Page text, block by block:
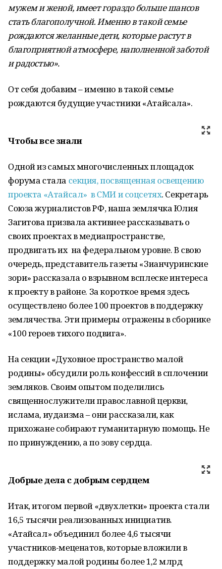
мужем и женой, имеет гораздо больше шансов
стать благополучной. Именно в такой семье
рождаются желанные дети, которые растут в
благоприятной атмосфере, наполненной заботой
и радостью».
От себя добавим – именно в такой семье
рождаются будущие участники «Атайсала».
Чтобы все знали
Одной из самых многочисленных площадок
форума стала секция, посвященная освещению
проекта «Атайсал» в СМИ и соцсетях. Секретарь
Союза журналистов РФ, наша землячка Юлия
Загитова призвала активнее рассказывать о
своих проектах в медиапространстве,
продвигать их на федеральном уровне. В свою
очередь, представитель газеты «Зианчуринские
зори» рассказала о взрывном всплеске интереса
к проекту в районе. За короткое время здесь
осуществлено более 100 проектов в поддержку
землячества. Эти примеры отражены в сборнике
«100 героев тихого подвига».
На секции «Духовное пространство малой
родины» обсудили роль конфессий в сплочении
земляков. Своим опытом поделились
священнослужители православной церкви,
ислама, иудаизма – они рассказали, как
прихожане собирают гуманитарную помощь. Не
по принуждению, а по зову сердца.
Добрые дела с добрым сердцем
Итак, итогом первой «двухлетки» проекта стали
16,5 тысячи реализованных инициатив.
«Атайсал» объединил более 4,6 тысячи
участников-меценатов, которые вложили в
поддержку малой родины более 1,2 млрд